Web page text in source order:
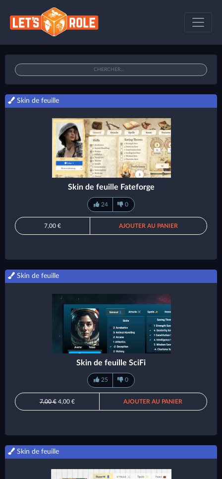
Skin de feuille
Skin de feuille Fateforge
24 0
7,00 € AJOUTER AU PANIER
Skin de feuille
Skin de feuille SciFi
25 0
7,00 €4,00 € AJOUTER AU PANIER
Skin de feuille